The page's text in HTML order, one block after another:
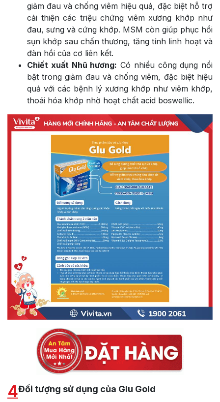
giảm đau và chống viêm hiệu quả, đặc biệt hỗ trợ
cải thiện các triệu chứng viêm xương khớp như
đau, sưng và cứng khớp. MSM còn giúp phục hồi
sụn khớp sau chấn thương, tăng tính linh hoạt và
đàn hồi của cơ liên kết.
Chiết xuất Nhũ hương: Có nhiều công dụng nổi
bật trong giảm đau và chống viêm, đặc biệt hiệu
quả với các bệnh lý xương khớp như viêm khớp,
thoái hóa khớp nhờ hoạt chất acid boswellic.
4Đối tượng sử dụng của Glu Gold